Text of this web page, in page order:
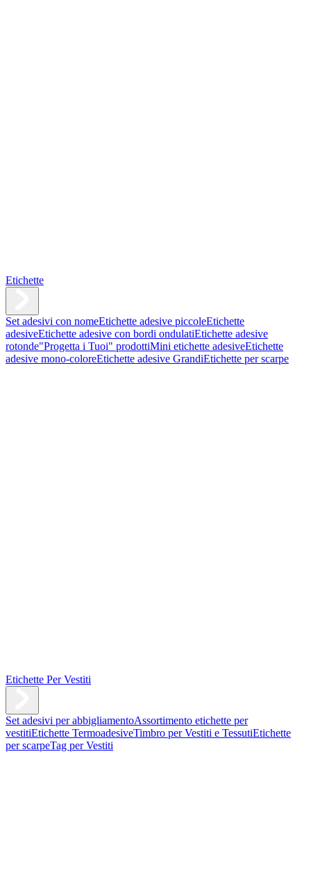
Etichette
Set adesivi con nomeEtichette adesive piccoleEtichette
adesiveEtichette adesive con bordi ondulatiEtichette adesive
rotonde"Progetta i Tuoi" prodottiMini etichette adesiveEtichette
adesive mono-coloreEtichette adesive GrandiEtichette per scarpe
Etichette Per Vestiti
Set adesivi per abbigliamentoAssortimento etichette per
vestitiEtichette TermoadesiveTimbro per Vestiti e TessutiEtichette
per scarpeTag per Vestiti